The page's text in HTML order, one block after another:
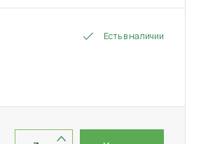
Есть в наличии